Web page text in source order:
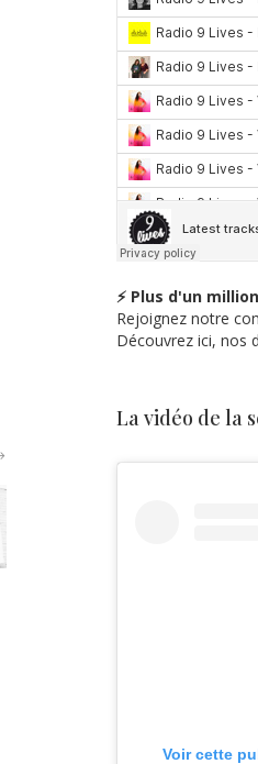
⚡ Plus d'un
Rejoignez notre
Découvrez ici, nos
La vidéo de la
Voir cette